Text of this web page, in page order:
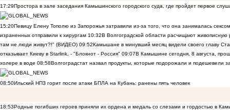
17:29Простора в зале заседания Камышинского городского суда, где пройдет первое
15:20Певицу Елену Тополю из Запорожья затравили из-за того, что она занималась
израненных отправили к хирургам 10:32В Волгоградской области расчищают
там не люди живут?!" (ВИДЕО) 09:52Камышане в минувший месяц видели своего главу
отказывает Киеву в Starlink, - "Блокнот - Россия" 09:07В Камышине сегодня, 8 августа,
холере в воде 08:58Волгоградстат назвал продукты, которые подорожали и подешевели
08:50Ильский НПЗ горит после атаки БПЛА на Кубань: ранены пять человек
18:53Родные погибших героев приняли их ордена и медаль со слезами и гордостью в